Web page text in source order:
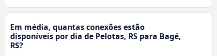
Em média, quantas conexões estão
disponíveis por dia de Pelotas, RS para Bagé,
RS?